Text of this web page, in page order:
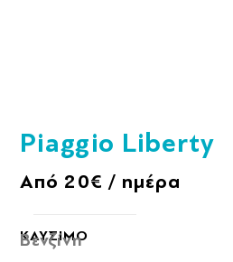
Piaggio Liberty
Από 20€ / ημέρα
ΚΑΥΣΙΜΟ
Βενζίνη